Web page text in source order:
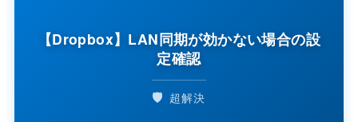
【Dropbox】LAN同期が効かない場合の設
定確認
🛡️ 超解決